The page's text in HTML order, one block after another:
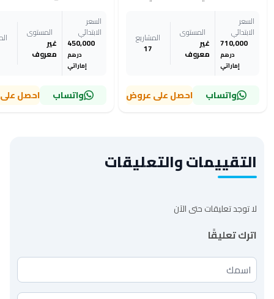
السعر
الابتدائي
710,000
درهم
إماراتي
المستوى
غير
معروف
المشاريع
17
واتساب احصل على عروض
السعر
الابتدائي
450,000
درهم
إماراتي
المستوى
غير
معروف
واتساب احصل
التقييمات والتعليقات
لا توجد تعليقات حتى الآن
اترك تعليقًا
اسمك